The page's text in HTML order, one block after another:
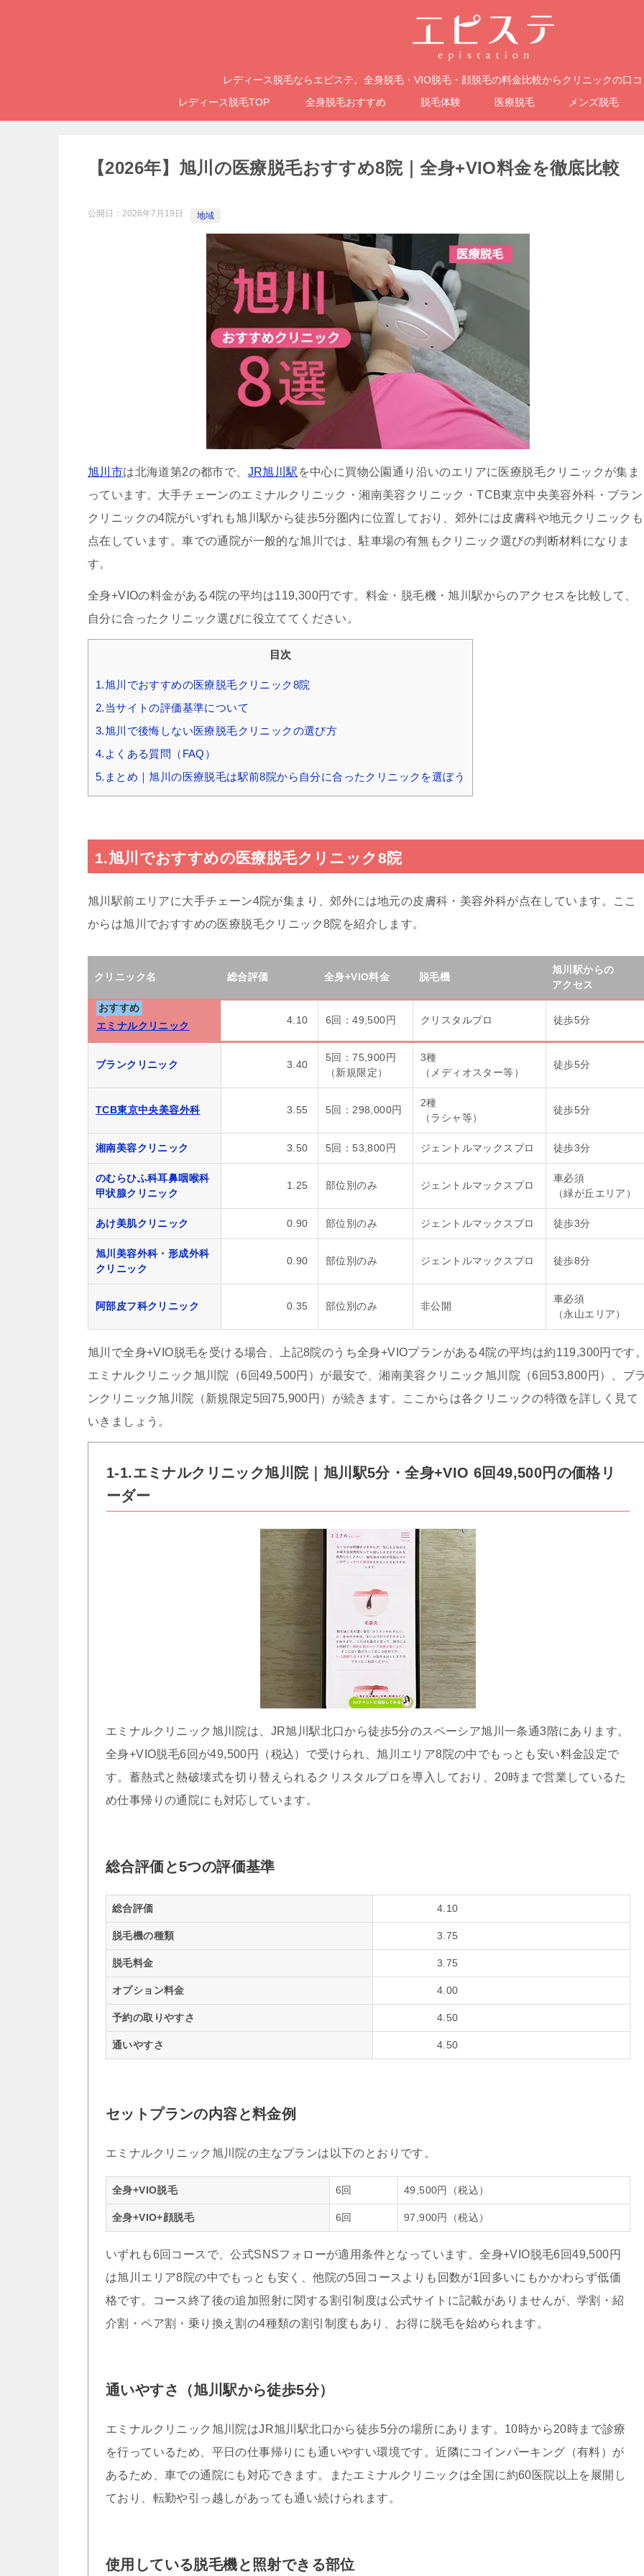
レディース脱毛ならエピステ。全身脱毛・VIO脱毛・顔脱毛の料金比較からクリニックの口
レディース脱毛TOP
全身脱毛おすすめ 脱毛体験 医療脱毛 メンズ脱毛
【2026年】旭川の医療脱毛おすすめ8院｜全身+VIO料金を徹底比較
公開日： 2026年7月19日 地域
旭川市は北海道第2の都市で、 JR旭川駅 を中心に買物公園通り沿いのエリアに医療脱毛クリニックが集ま
っています。大手チェーンのエミナルクリニック・湘南美容クリニック・TCB東京中央美容外科・ブラン
クリニックの4院がいずれも旭川駅から徒歩5分圏内に位置しており、郊外には皮膚科や地元クリニックも
点在しています。車での通院が一般的な旭川では、駐車場の有無もクリニック選びの判断材料になりま
す。
全身+VIOの料金がある4院の平均は119,300円です。料金・脱毛機・旭川駅からのアクセスを比較して、
自分に合ったクリニック選びに役立ててください。
目次
1.旭川でおすすめの医療脱毛クリニック8院
2.当サイトの評価基準について
3.旭川で後悔しない医療脱毛クリニックの選び方
4.よくある質問（FAQ）
5.まとめ｜旭川の医療脱毛は駅前8院から自分に合ったクリニックを選ぼう
1.旭川でおすすめの医療脱毛クリニック8院
旭川駅前エリアに大手チェーン4院が集まり、郊外には地元の皮膚科・美容外科が点在しています。ここ
からは旭川でおすすめの医療脱毛クリニック8院を紹介します。
クリニック名 総合評価 全身+VIO料金 脱毛機
旭川駅からの
アクセス
おすすめ
エミナルクリニック
4.10 6回：49,500円 クリスタルプロ 徒歩5分
ブランクリニック 3.40
5回：75,900円
（新規限定）
3種
（メディオスター等）
徒歩5分
TCB東京中央美容外科 3.55 5回：298,000円
2種
（ラシャ等）
徒歩5分
湘南美容クリニック 3.50 5回：53,800円 ジェントルマックスプロ 徒歩3分
のむらひふ科耳鼻咽喉科
甲状腺クリニック
1.25 部位別のみ ジェントルマックスプロ
車必須
（緑が丘エリア）
あけ美肌クリニック 0.90 部位別のみ ジェントルマックスプロ 徒歩3分
旭川美容外科・形成外科
クリニック
0.90 部位別のみ ジェントルマックスプロ 徒歩8分
阿部皮フ科クリニック 0.35 部位別のみ 非公開
車必須
（永山エリア）
旭川で全身+VIO脱毛を受ける場合、上記8院のうち全身+VIOプランがある4院の平均は約119,300円です
エミナルクリニック旭川院（6回49,500円）が最安で、湘南美容クリニック旭川院（6回53,800円）、ブ
ンクリニック旭川院（新規限定5回75,900円）が続きます。ここからは各クリニックの特徴を詳しく見て
いきましょう。
1-1.エミナルクリニック旭川院｜旭川駅5分・全身+VIO 6回49,500円の価格リ
ーダー
エミナルクリニック旭川院は、JR旭川駅北口から徒歩5分のスペーシア旭川一条通3階にあります。
全身+VIO脱毛6回が49,500円（税込）で受けられ、旭川エリア8院の中でもっとも安い料金設定で
す。蓄熱式と熱破壊式を切り替えられるクリスタルプロを導入しており、20時まで営業しているた
め仕事帰りの通院にも対応しています。
総合評価と5つの評価基準
総合評価 4.10
脱毛機の種類 3.75
脱毛料金 3.75
オプション料金 4.00
予約の取りやすさ 4.50
通いやすさ 4.50
セットプランの内容と料金例
エミナルクリニック旭川院の主なプランは以下のとおりです。
全身+VIO脱毛 6回 49,500円（税込）
全身+VIO+顔脱毛 6回 97,900円（税込）
いずれも6回コースで、公式SNSフォローが適用条件となっています。全身+VIO脱毛6回49,500円
は旭川エリア8院の中でもっとも安く、他院の5回コースよりも回数が1回多いにもかかわらず低価
格です。コース終了後の追加照射に関する割引制度は公式サイトに記載がありませんが、学割・紹
介割・ペア割・乗り換え割の4種類の割引制度もあり、お得に脱毛を始められます。
通いやすさ（旭川駅から徒歩5分）
エミナルクリニック旭川院はJR旭川駅北口から徒歩5分の場所にあります。10時から20時まで診療
を行っているため、平日の仕事帰りにも通いやすい環境です。近隣にコインパーキング（有料）が
あるため、車での通院にも対応できます。またエミナルクリニックは全国に約60医院以上を展開し
ており、転勤や引っ越しがあっても通い続けられます。
使用している脱毛機と照射できる部位